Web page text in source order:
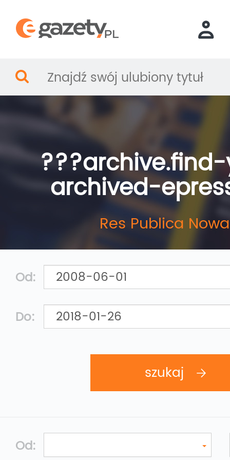
archived-
Res Publica Nowa
Od:
Do:
Od: